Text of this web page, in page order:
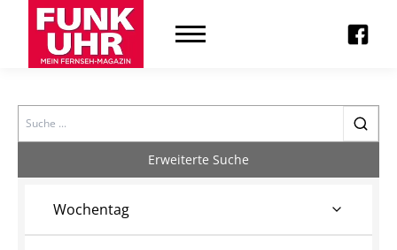
Search
Erweiterte Suche
Wochentag